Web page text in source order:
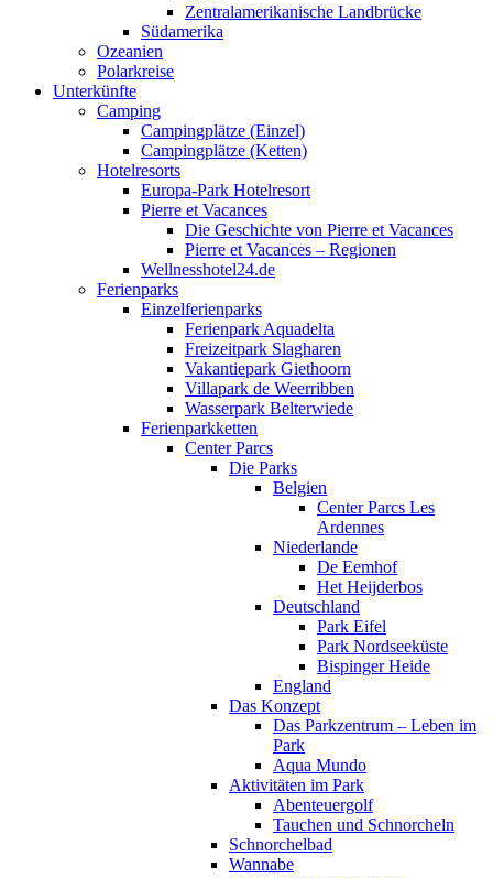
Zentralamerikanische Landbrücke
Südamerika
Ozeanien
Polarkreise
Unterkünfte
Camping
Campingplätze (Einzel)
Campingplätze (Ketten)
Hotelresorts
Europa-Park Hotelresort
Pierre et Vacances
Die Geschichte von Pierre et Vacances
Pierre et Vacances – Regionen
Wellnesshotel24.de
Ferienparks
Einzelferienparks
Ferienpark Aquadelta
Freizeitpark Slagharen
Vakantiepark Giethoorn
Villapark de Weerribben
Wasserpark Belterwiede
Ferienparkketten
Center Parcs
Die Parks
Belgien
Center Parcs Les
Ardennes
Niederlande
De Eemhof
Het Heijderbos
Deutschland
Park Eifel
Park Nordseeküste
Bispinger Heide
England
Das Konzept
Das Parkzentrum – Leben im
Park
Aqua Mundo
Aktivitäten im Park
Abenteuergolf
Tauchen und Schnorcheln
Schnorchelbad
Wannabe